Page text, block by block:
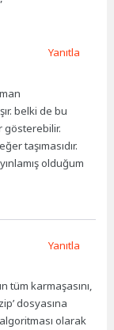
belki de bu
gösterebilir.
taşımasıdır.
olduğum
Yanıtla
tüm karmaşasını,
dosyasına
olarak
Yanıtla